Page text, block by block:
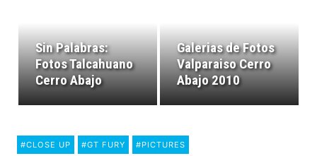
Sin Palabras:
Fotos Talcahuano
Cerro Abajo
Galerias de Fotos
Valparaiso Cerro
Abajo 2010
#CLOSE UP #GT FURY #PICTURES